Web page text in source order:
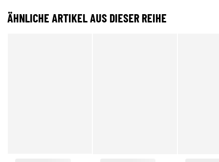
ÄHNLICHE ARTIKEL AUS DIESER REIHE